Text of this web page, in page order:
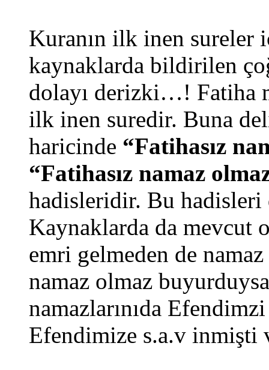
Kuranın ilk inen sureler
kaynaklarda bildirilen
dolayı derizki…! Fatiha
ilk inen suredir. Buna
haricinde “Fatihasız
“Fatihasız namaz
hadisleridir. Bu hadisleri
Kaynaklarda da mevcut
emri gelmeden de namaz
namaz olmaz
namazlarınıda
Efendimize s.a.v